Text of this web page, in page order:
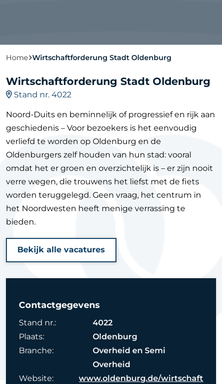
Home Wirtschaftforderung Stadt Oldenburg
Wirtschaftforderung Stadt Oldenburg
Stand nr. 4022
Noord-Duits en beminnelijk of progressief en rijk aan
geschiedenis – Voor bezoekers is het eenvoudig
verliefd te worden op Oldenburg en de
Oldenburgers zelf houden van hun stad: vooral
omdat het er groen en overzichtelijk is – er zijn nooit
verre wegen, die trouwens het liefst met de fiets
worden teruggelegd. Geen vraag, het centrum in
het Noordwesten heeft menige verrassing te
bieden.
Bekijk alle vacatures
Contactgegevens
Stand nr.:
4022
Plaats:
Oldenburg
Branche:
Overheid en Semi
Overheid
Website:
www.oldenburg.de/wirtschaft